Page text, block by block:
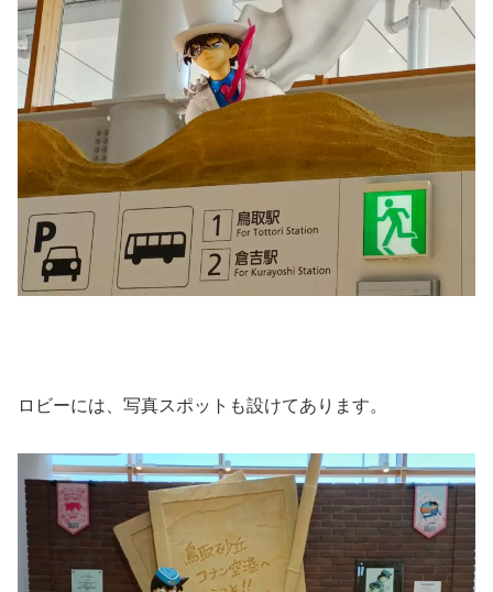
ロビーには、写真スポットも設けてあります。